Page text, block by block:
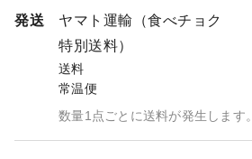
発送
ヤマト運輸（食べチョク
特別送料）
送料
常温便
数量1点ごとに送料が発生します。